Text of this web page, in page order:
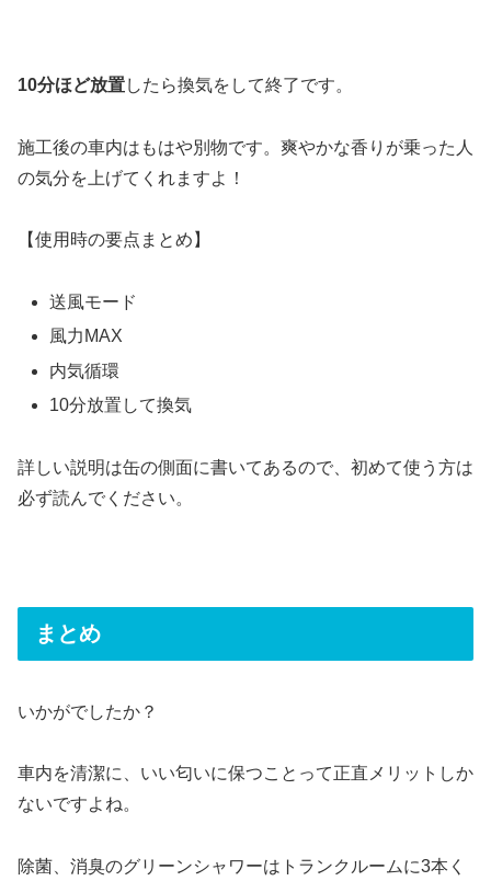
10分ほど放置したら換気をして終了です。
施工後の車内はもはや別物です。 爽やかな香り が乗った人
の気分を上げてくれますよ！
【使用時の要点まとめ】
送風モード
風力MAX
内気循環
10分放置して換気
詳しい説明は缶の側面に書いてあるので、初めて使う方は
必ず読んでください。
まとめ
いかがでしたか？
車内を清潔に、いい匂いに保つことって正直メリットしか
ないですよね。
除菌、消臭のグリーンシャワーはトランクルームに3本く